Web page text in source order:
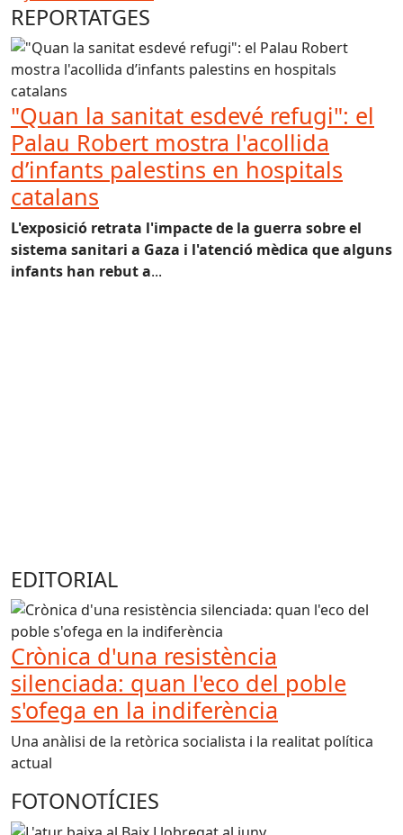
REPORTATGES
"Quan la sanitat esdevé refugi": el
Palau Robert mostra l'acollida
d’infants palestins en hospitals
catalans
L'exposició retrata l'impacte de la guerra sobre el
sistema sanitari a Gaza i l'atenció mèdica que alguns
infants han rebut a...
EDITORIAL
Crònica d'una resistència
silenciada: quan l'eco del poble
s'ofega en la indiferència
Una anàlisi de la retòrica socialista i la realitat política
actual
FOTONOTÍCIES